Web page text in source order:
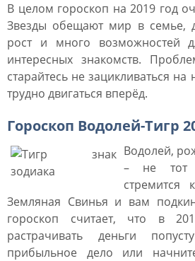
В целом гороскоп на 2019 год
Звезды обещают мир в семье,
рост и много возможностей
интересных знакомств.
старайтесь не зацикливаться
трудно двигаться вперёд.
Гороскоп Водолей-Тигр
Водолей,
– не тот
стремится
Земляная Свинья и вам
гороскоп считает, что в
растрачивать деньги
прибыльное дело или